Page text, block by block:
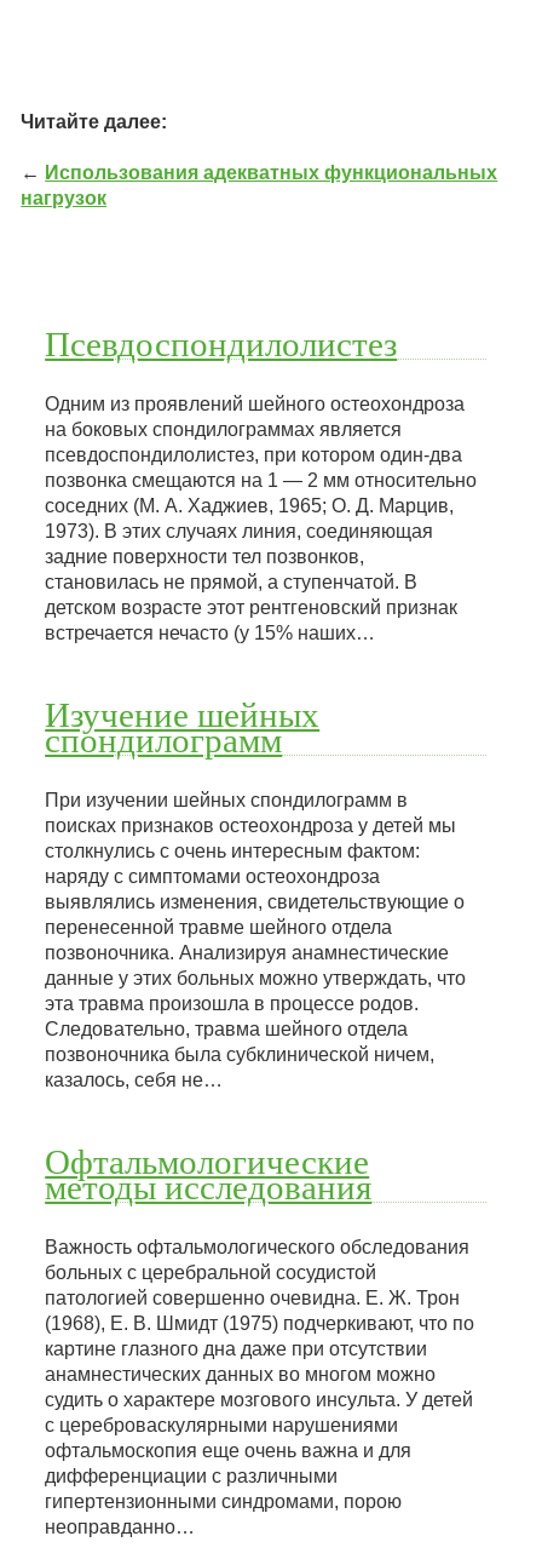
Читайте далее:
← Использования адекватных функциональных
нагрузок
Псевдоспондилолистез
Одним из проявлений шейного остеохондроза
на боковых спондилограммах является
псевдоспондилолистез, при котором один-два
позвонка смещаются на 1 — 2 мм относительно
соседних (М. А. Хаджиев, 1965; О. Д. Марцив,
1973). В этих случаях линия, соединяющая
задние поверхности тел позвонков,
становилась не прямой, а ступенчатой. В
детском возрасте этот рентгеновский признак
встречается нечасто (у 15% наших…
Изучение шейных
спондилограмм
При изучении шейных спондилограмм в
поисках признаков остеохондроза у детей мы
столкнулись с очень интересным фактом:
наряду с симптомами остеохондроза
выявлялись изменения, свидетельствующие о
перенесенной травме шейного отдела
позвоночника. Анализируя анамнестические
данные у этих больных можно утверждать, что
эта травма произошла в процессе родов.
Следовательно, травма шейного отдела
позвоночника была субклинической ничем,
казалось, себя не…
Офтальмологические
методы исследования
Важность офтальмологического обследования
больных с церебральной сосудистой
патологией совершенно очевидна. Е. Ж. Трон
(1968), Е. В. Шмидт (1975) подчеркивают, что по
картине глазного дна даже при отсутствии
анамнестических данных во многом можно
судить о характере мозгового инсульта. У детей
с цереброваскулярными нарушениями
офтальмоскопия еще очень важна и для
дифференциации с различными
гипертензионными синдромами, порою
неоправданно…